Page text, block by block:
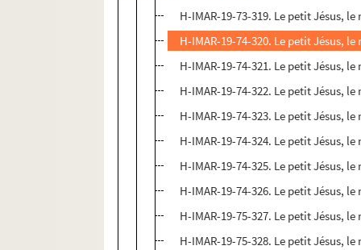
H-IMAR-19-73-319. Le petit Jésus,
H-IMAR-19-74-320. Le petit Jésus,
H-IMAR-19-74-321. Le petit Jésus,
H-IMAR-19-74-322. Le petit Jésus,
H-IMAR-19-74-323. Le petit Jésus,
H-IMAR-19-74-324. Le petit Jésus,
H-IMAR-19-74-325. Le petit Jésus,
H-IMAR-19-74-326. Le petit Jésus,
H-IMAR-19-75-327. Le petit Jésus,
H-IMAR-19-75-328. Le petit Jésus,